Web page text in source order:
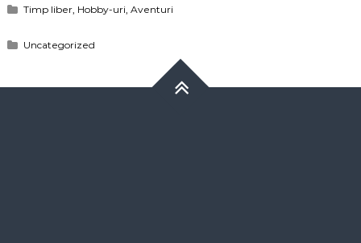
Timp liber, Hobby-uri, Aventuri
Uncategorized